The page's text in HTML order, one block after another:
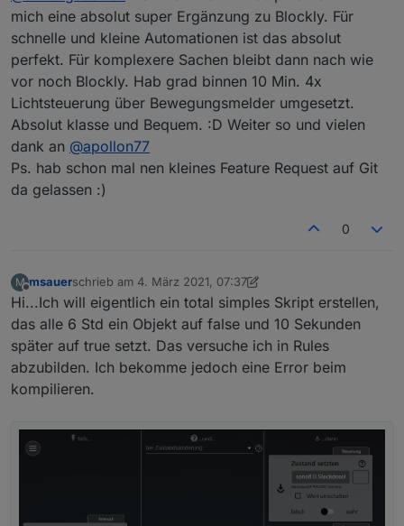
einfachen Beispiel) geklappt. Tolles neues
Feature, das hätte mir den Einstieg echt
erleichtert!
mich eine absolut super Ergänzung zu Blockly. Für
schnelle und kleine Automationen ist das absolut
perfekt. Für komplexere Sachen bleibt dann nach wie
vor noch Blockly. Hab grad binnen 10 Min. 4x
Lichtsteuerung über Bewegungsmelder umgesetzt.
Absolut klasse und Bequem. :D Weiter so und vielen
dank an @apollon77
Ps. hab schon mal nen kleines Feature Request auf Git
da gelassen :)
0
M
Offline
msauerschrieb am 4. März 2021, 07:37
zuletzt editiert von msauer3. Apr. 2021, 08:37
Hi...Ich will eigentlich ein total simples Skript erstellen,
das alle 6 Std ein Objekt auf false und 10 Sekunden
später auf true setzt. Das versuche ich in Rules
abzubilden. Ich bekomme jedoch eine Error beim
kompilieren.